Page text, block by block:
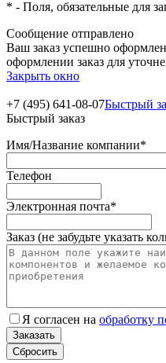
* - Поля, обязательные для
Сообщение отправлено
Ваш заказ успешно
оформлении заказ для
Закрыть окно
+7 (495) 641-08-07Быстрый
Быстрый заказ
Имя/Название компании*
Телефон
Электронная почта*
Заказ (не забудьте указать
Я согласен на обработку